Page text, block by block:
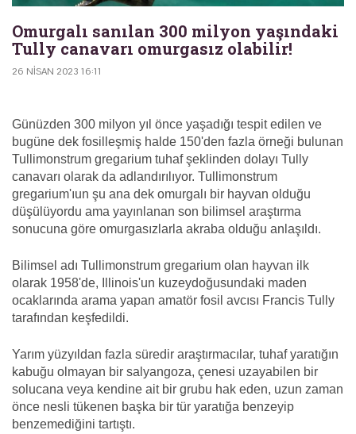
Omurgalı sanılan 300 milyon yaşındaki
Tully canavarı omurgasız olabilir!
26 NISAN 2023 16:11
Günüzden 300 milyon yıl önce yaşadığı tespit edilen ve
bugüne dek fosilleşmiş halde 150'den fazla örneği bulunan
Tullimonstrum gregarium tuhaf şeklinden dolayı Tully
canavarı olarak da adlandırılıyor. Tullimonstrum
gregarium'ıun şu ana dek omurgalı bir hayvan olduğu
düşülüyordu ama yayınlanan son bilimsel araştırma
sonucuna göre omurgasızlarla akraba olduğu anlaşıldı.
Bilimsel adı Tullimonstrum gregarium olan hayvan ilk
olarak 1958'de, Illinois'un kuzeydoğusundaki maden
ocaklarında arama yapan amatör fosil avcısı Francis Tully
tarafından keşfedildi.
Yarım yüzyıldan fazla süredir araştırmacılar, tuhaf yaratığın
kabuğu olmayan bir salyangoza, çenesi uzayabilen bir
solucana veya kendine ait bir grubu hak eden, uzun zaman
önce nesli tükenen başka bir tür yaratığa benzeyip
benzemediğini tartıştı.